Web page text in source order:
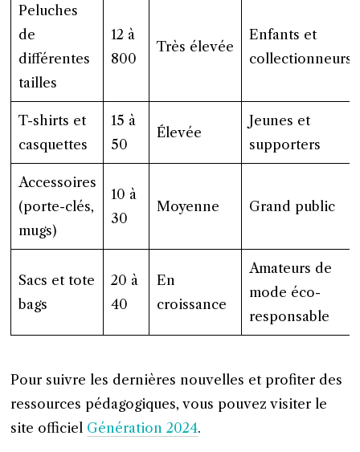
Peluches
de
différentes
tailles
12 à
800
Très élevée
Enfants et
collectionneurs
T-shirts et
casquettes
15 à
50
Élevée
Jeunes et
supporters
Accessoires
(porte-clés,
mugs)
10 à
30
Moyenne Grand public
Sacs et tote
bags
20 à
40
En
croissance
Amateurs de
mode éco-
responsable
Pour suivre les dernières nouvelles et profiter des
ressources pédagogiques, vous pouvez visiter le
site officiel Génération 2024.